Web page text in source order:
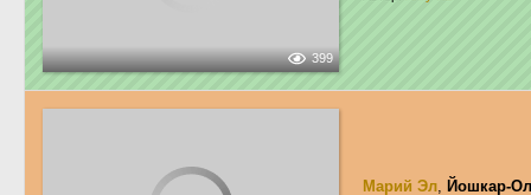
399
Марий Эл, Йошкар-